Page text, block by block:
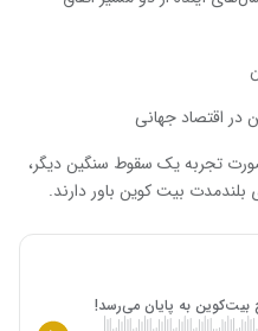
در اقتصاد جهانی
تجربه‌ یک سقوط سنگین دیگر،
بلندمدت بیت‌ کوین باور دارند.